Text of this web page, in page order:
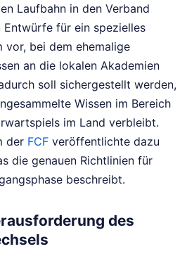
Laufbahn in den Verband
Entwürfe für ein spezielles
vor, bei dem ehemalige
an die lokalen Akademien
soll sichergestellt werden,
Wissen im Bereich
im Land verbleibt.
der FCF veröffentlichte dazu
die genauen Richtlinien für
beschreibt.
des